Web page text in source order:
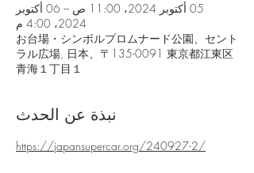
05 أكتوبر 2024، 11:00 ص – 06 أكتوبر
2024، 4:00 م
お台場・シンボルプロムナード公園、セント
ラル広場, 日本、〒135-0091 東京都江東区
青海１丁目１
نبذة عن الحدث
https://japansupercar.org/240927-2/